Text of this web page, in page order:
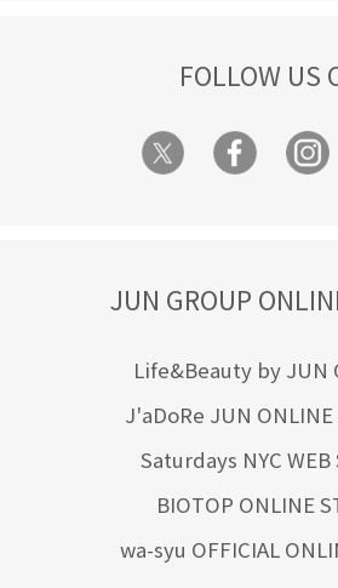
FOLLOW US
JUN GROUP
Life&Beauty by JUN
J'aDoRe JUN
Saturdays NYC WEB
BIOTOP ONLINE
wa-syu OFFICIAL